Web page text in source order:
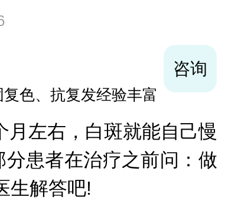
色、抗复发经验丰富
咨询
左右，白斑就能自己慢
患者在治疗之前问：做
生解答吧!